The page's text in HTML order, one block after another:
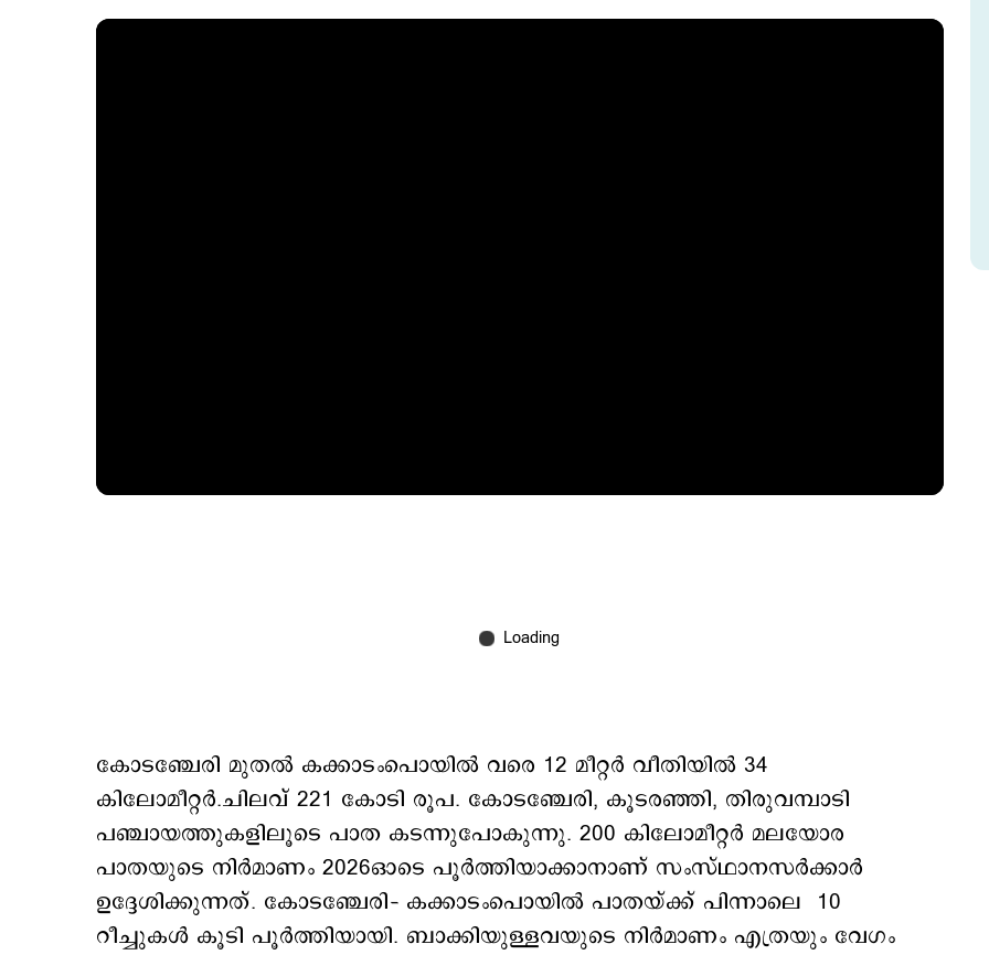
കോടഞ്ചേരി മുതല്‍ കക്കാടംപൊയില്‍ വരെ 12 മീറ്റര്‍ വീതിയില്‍ 34
കിലോമീറ്റര്‍.ചിലവ് 221 കോടി രൂപ. കോടഞ്ചേരി, കൂടരഞ്ഞി, തിരുവമ്പാടി
പഞ്ചായത്തുകളിലൂടെ പാത കടന്നുപോകുന്നു. 200 കിലോമീറ്റര്‍ മലയോര
പാതയുടെ നിര്‍മാണം 2026ഓടെ പൂര്‍ത്തിയാക്കാനാണ് സംസ്ഥാനസര്‍ക്കാര്‍
ഉദ്ദേശിക്കുന്നത്. കോടഞ്ചേരി– കക്കാടംപൊയില്‍ പാതയ്ക്ക് പിന്നാലെ 10
റീച്ചുകള്‍ കൂടി പൂര്‍ത്തിയായി. ബാക്കിയുള്ളവയുടെ നിര്‍മാണം എത്രയും വേഗം